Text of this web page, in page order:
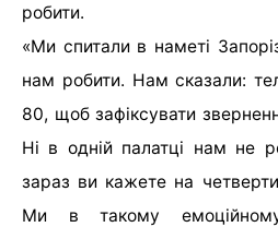
робити.
«Ми спитали в наметі
нам робити. Нам сказали:
80, щоб зафіксувати
Ні в одній палатці нам не
зараз ви кажете на
Ми в такому